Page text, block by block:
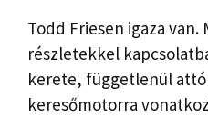
Todd Friesen igaza van.
részletekkel
kerete, függetlenül
keresőmotorra